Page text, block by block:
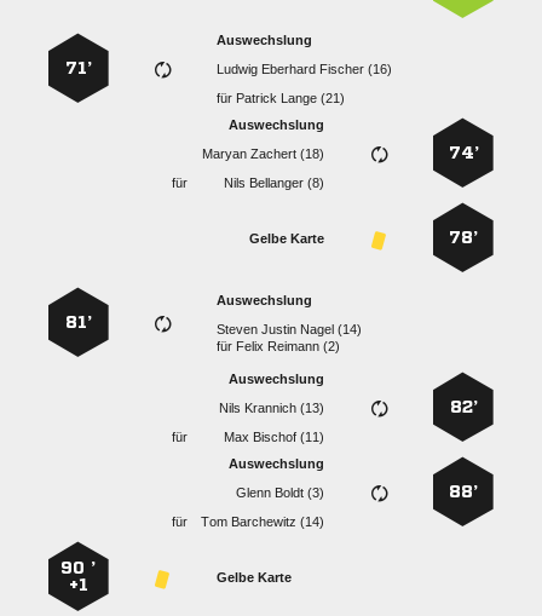
Auswechslung
   
für   
71’
74’
Auswechslung
  
für
  
78’
Gelbe Karte
Auswechslung
   
für   
81’
82’
Auswechslung
  
für
  
88’
Auswechslung
  
für
  
Gelbe Karte
90 ’
+1